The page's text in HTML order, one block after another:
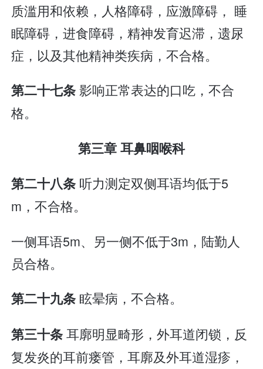
质滥用和依赖，人格障碍，应激障碍， 睡
眠障碍，进食障碍，精神发育迟滞，遗尿
症，以及其他精神类疾病，不合格。
第二十七条影响正常表达的口吃，不合
格。
第三章 耳鼻咽喉科
第二十八条 听力测定双侧耳语均低于5
m，不合格。
一侧耳语5m、另一侧不低于3m，陆勤人
员合格。
第二十九条 眩晕病，不合格。
第三十条耳廓明显畸形，外耳道闭锁，反
复发炎的耳前瘘管，耳廓及外耳道湿疹，